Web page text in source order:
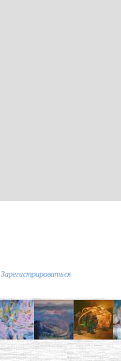
Зарегистрироваться